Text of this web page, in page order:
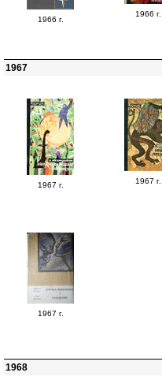
1966 г.
1966 г.
1967
1967 г. 1967 г.
1967 г.
1968